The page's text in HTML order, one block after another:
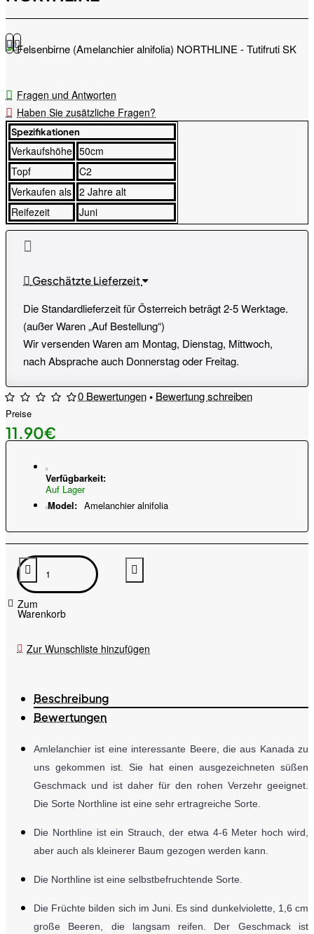
Fragen und Antworten
Haben Sie zusätzliche Fragen?
Spezifikationen
Verkaufshöhe 50cm
Topf
C2
Verkaufen als 2 Jahre alt
Reifezeit
Juni
Geschätzte Lieferzeit
Die Standardlieferzeit für Österreich beträgt 2-5 Werktage.
(außer Waren „Auf Bestellung“)
Wir versenden Waren am Montag, Dienstag, Mittwoch,
nach Absprache auch Donnerstag oder Freitag.
0 Bewertungen• Bewertung schreiben
Preise
11.90€
Verfügbarkeit:
Auf Lager
Model: Amelanchier alnifolia
Zum
Warenkorb
Zur Wunschliste hinzufügen
Beschreibung
Bewertungen
Amlelanchier ist eine interessante Beere, die aus Kanada zu
uns gekommen ist. Sie hat einen ausgezeichneten süßen
Geschmack und ist daher für den rohen Verzehr geeignet.
Die Sorte Northline ist eine sehr ertragreiche Sorte.
Die Northline ist ein Strauch, der etwa 4-6 Meter hoch wird,
aber auch als kleinerer Baum gezogen werden kann.
Die Northline ist eine selbstbefruchtende Sorte.
Die Früchte bilden sich im Juni. Es sind dunkelviolette, 1,6 cm
große Beeren, die langsam reifen. Der Geschmack ist